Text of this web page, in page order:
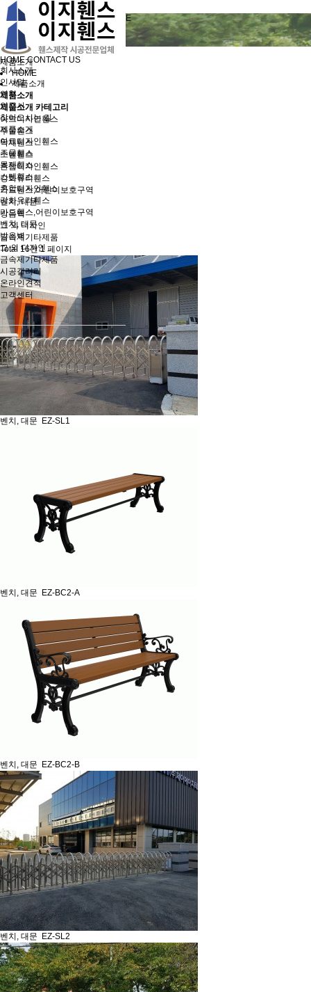
HOME CONTACT US
회사소개
인사말
연혁
인증서
찾아오시는 길
제품소개
아트디자인휀스
주물휀스
목재휀스
스텐휀스
혼합디자인휀스
강화유리휀스
가드휀스,어린이보호구역
벤치, 대문
방음벽
그 외 디자인
금속제기타제품
시공갤러리
온라인견적
고객센터
NEW PARADIGM EZTECH FENCE
휀스제작 시공전문업체
이지테크
home
제품소개
HOME
제품소개
제품소개
제품소개 카테고리
아트디자인휀스
주물휀스
목재휀스
스텐휀스
혼합디자인휀스
강화유리휀스
가드휀스,어린이보호구역
벤치, 대문
방음벽
그 외 디자인
금속제기타제품
Total 16건1 페이지
벤치, 대문 EZ-SL1
벤치, 대문 EZ-BC2-A
벤치, 대문 EZ-BC2-B
벤치, 대문 EZ-SL2